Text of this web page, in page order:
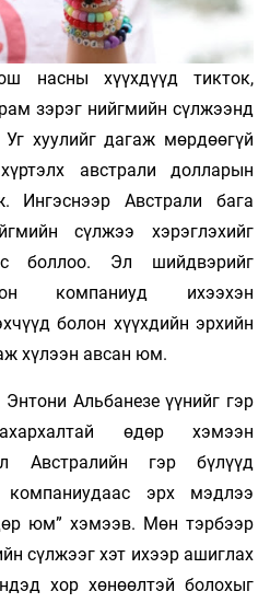
насны хүүхдүүд тикток,
зэрэг нийгмийн сүлжээнд
Уг хуулийг дагаж мөрдөөгүй
австрали долларын
Ингэснээр Австрали бага
сүлжээ хэрэглэхийг
боллоо. Эл шийдвэрийг
компаниуд ихээхэн
болон хүүхдийн эрхийн
хүлээн авсан юм.
Альбанезе үүнийг гэр
өдөр хэмээн
Австралийн гэр бүлүүд
компаниудаас эрх мэдлээ
юм” хэмээв. Мөн тэрбээр
сүлжээг хэт ихээр ашиглах
хор хөнөөлтэй болохыг